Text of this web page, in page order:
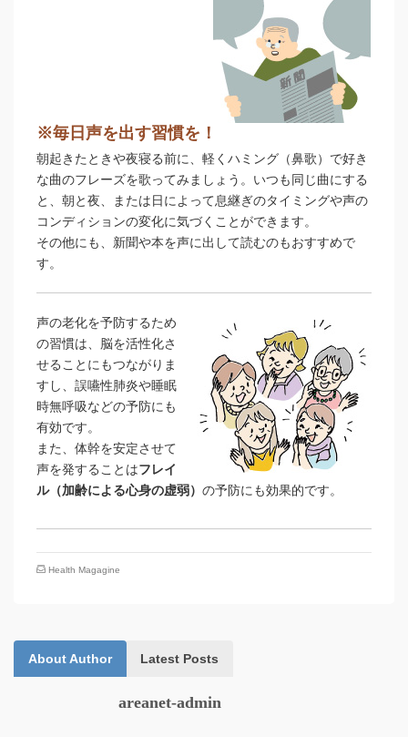
※毎日声を出す習慣を！
朝起きたときや夜寝る前に、軽くハミング（鼻歌）で好き
な曲のフレーズを歌ってみましょう。いつも同じ曲にする
と、朝と夜、または日によって息継ぎのタイミングや声の
コンディションの変化に気づくことができます。
その他にも、新聞や本を声に出して読むのもおすすめで
す。
声の老化を予防するため
の習慣は、脳を活性化さ
せることにもつながりま
すし、誤嚥性肺炎や睡眠
時無呼吸などの予防にも
有効です。
また、体幹を安定させて
声を発することはフレイ
ル（加齢による心身の虚弱） の予防にも効果的です。
Health Magagine
About Author Latest Posts
areanet-admin